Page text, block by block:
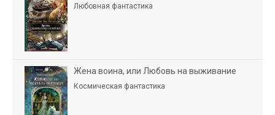
Любовная фантастика
Жена воина, или Любовь на выживание
Космическая фантастика